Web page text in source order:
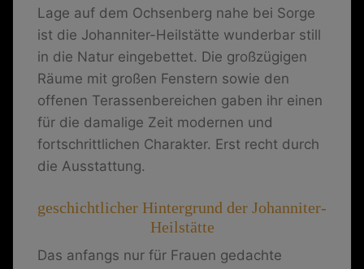
Lage auf dem Ochsenberg nahe bei Sorge
ist die Johanniter-Heilstätte wunderbar still
in die Natur eingebettet. Die großzügigen
Räume mit großen Fenstern sowie den
offenen Terassenbereichen gaben ihr einen
für die damalige Zeit modernen und
fortschrittlichen Charakter. Erst recht durch
die Ausstattung.
geschichtlicher Hintergrund der Johanniter-
Heilstätte
Das anfangs nur für Frauen gedachte